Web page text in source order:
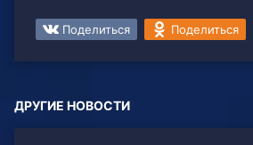
Поделиться Поделиться
ДРУГИЕ НОВОСТИ